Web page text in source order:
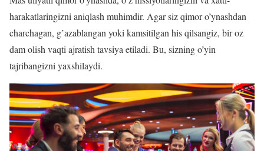
harakatlaringizni aniqlash muhimdir. Agar siz qimor o’ynashdan
charchagan, g’azablangan yoki kamsitilgan his qilsangiz, bir oz
dam olish vaqti ajratish tavsiya etiladi. Bu, sizning o’yin
tajribangizni yaxshilaydi.